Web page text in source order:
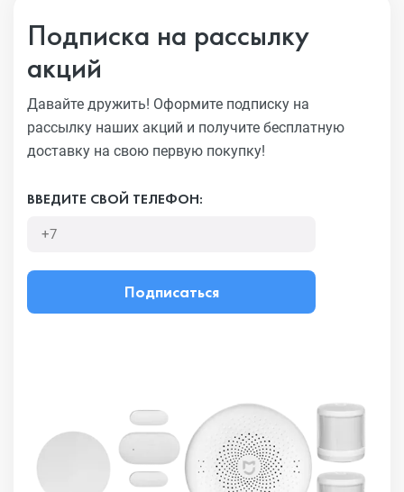
Подписка на рассылку
акций
Давайте дружить! Оформите подписку на
рассылку наших акций и получите бесплатную
доставку на свою первую покупку!
ВВЕДИТЕ СВОЙ ТЕЛЕФОН:
Подписаться